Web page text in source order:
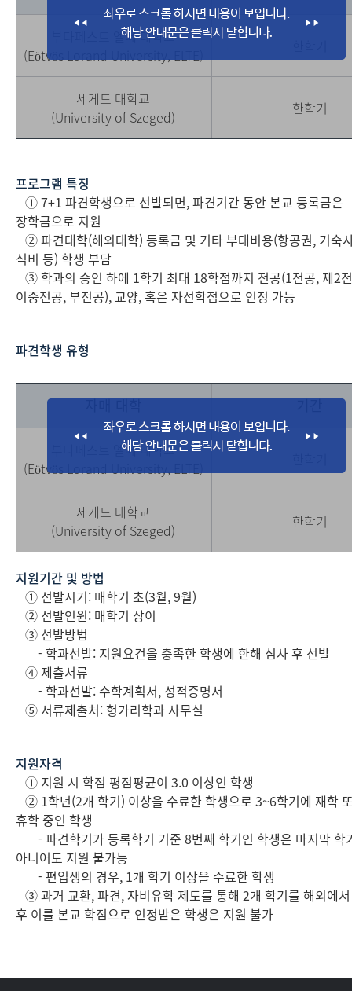
부다페스트 엘떼 대학교
(Eötvös Lorand University, ELTE)
세게드 대학교
(University of Szeged)
한학기
프로그램 특징
① 7+1 파견학생으로 선발되면, 파견기간 동안 본교 등록금은
장학금으로 지원
② 파견대학(해외대학) 등록금 및 기타 부대비용(항공권, 기숙
식비 등) 학생 부담
③ 학과의 승인 하에 1학기 최대 18학점까지 전공(1전공, 제2
이중전공, 부전공), 교양, 혹은 자선학점으로 인정 가능
파견학생 유형
자매 대학 기간
부다페스트 엘떼 대학교
(Eötvös Lorand University, ELTE)
세게드 대학교
(University of Szeged)
한학기
지원기간 및 방법
① 선발시기: 매학기 초(3월, 9월)
② 선발인원: 매학기 상이
③ 선발방법
- 학과선발: 지원요건을 충족한 학생에 한해 심사 후 선발
④ 제출서류
- 학과선발: 수학계획서, 성적증명서
⑤ 서류제출처: 헝가리학과 사무실
지원자격
① 지원 시 학점 평점평균이 3.0 이상인 학생
② 1학년(2개 학기) 이상을 수료한 학생으로 3~6학기에 재학
휴학 중인 학생
- 파견학기가 등록학기 기준 8번째 학기인 학생은 마지막 학
아니어도 지원 불가능
- 편입생의 경우, 1개 학기 이상을 수료한 학생
③ 과거 교환, 파견, 자비유학 제도를 통해 2개 학기를 해외에
후 이를 본교 학점으로 인정받은 학생은 지원 불가